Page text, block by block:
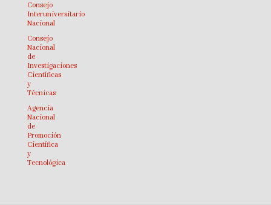
Consejo
Interuniversitario
Nacional
Consejo
Nacional
de
Investigaciones
Científicas
y
Técnicas
Agencia
Nacional
de
Promoción
Científica
y
Tecnológica